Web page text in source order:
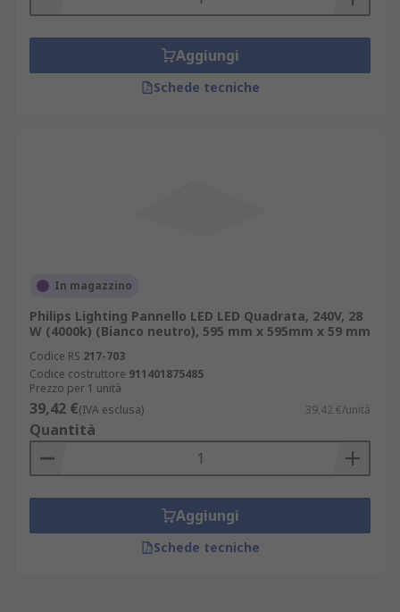
Aggiungi
Schede tecniche
In magazzino
Philips Lighting Pannello LED LED Quadrata, 240V, 28
W (4000k) (Bianco neutro), 595 mm x 595mm x 59 mm
Codice RS 217-703
Codice costruttore 911401875485
Prezzo per 1 unità
39,42 €(IVA esclusa) 39,42 €/unità
Quantità
Aggiungi
Schede tecniche